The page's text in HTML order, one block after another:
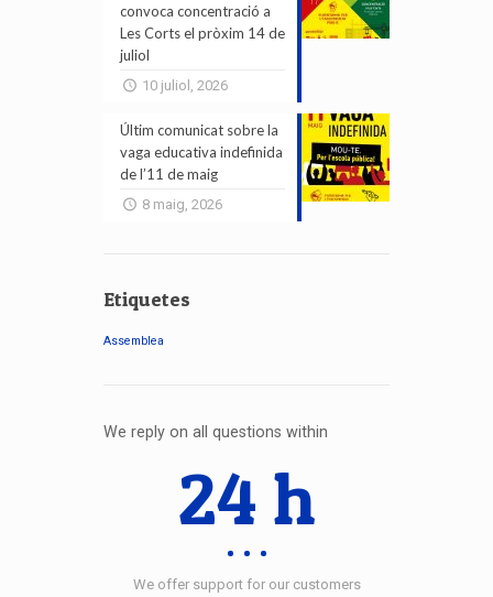
convoca concentració a
Les Corts el pròxim 14 de
juliol
10 juliol, 2026
Últim comunicat sobre la
vaga educativa indefinida
de l’11 de maig
8 maig, 2026
Etiquetes
Assemblea
We reply on all questions within
24 h
We offer support for our customers